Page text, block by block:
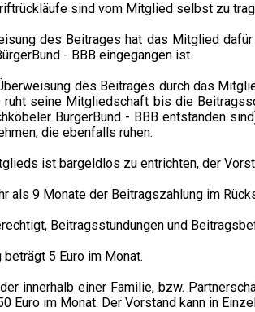
sind vom Mitglied selbst zu
des Beitrages hat das Mitglied
- BBB eingegangen ist.
des Beitrages durch das
ruht seine Mitgliedschaft bis die
BürgerBund - BBB entstanden
die ebenfalls ruhen.
ist bargeldlos zu entrichten, der
als 9 Monate der Beitragszahlung im
Beitragsstundungen und
5 Euro im Monat.
innerhalb einer Familie, bzw.
Euro im Monat. Der Vorstand kann in